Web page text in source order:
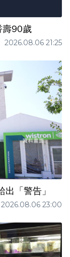
壽90歲
2026.08.06 21:25
「警告」
2026.08.06 23:00